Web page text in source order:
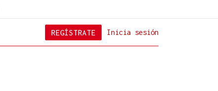
Inicia sesión
REGÍSTRATE